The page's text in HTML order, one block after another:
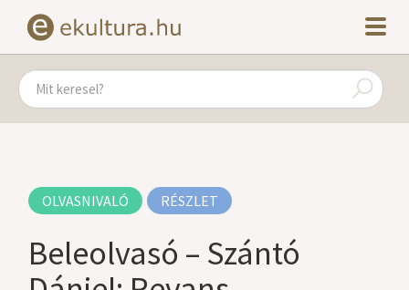
OLVASNIVALÓ RÉSZLET
Beleolvasó – Szántó